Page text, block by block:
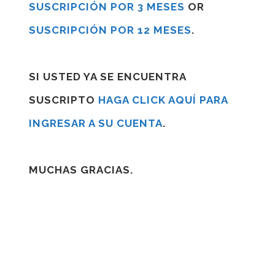
SUSCRIPCIÓN POR 3 MESES OR
SUSCRIPCIÓN POR 12 MESES.
SI USTED YA SE ENCUENTRA
SUSCRIPTO HAGA CLICK AQUÍ PARA
INGRESAR A SU CUENTA.
MUCHAS GRACIAS.